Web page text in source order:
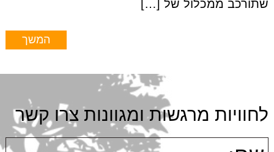
שתורכב ממכלול של […]
המשך
לחוויות מרגשות ומגוונות צרו קשר